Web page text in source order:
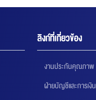
ลิงก์ที่เกี่ยวข้อง
งานประกันคุณภาพ
ฝ่ายบัญชีและการเงิน